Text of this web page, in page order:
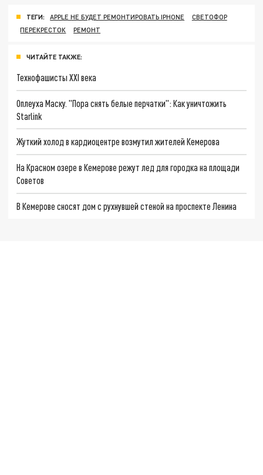
ТЕГИ: APPLE НЕ БУДЕТ РЕМОНТИРОВАТЬ IPHONE
СВЕТОФОР
ПЕРЕКРЕСТОК
РЕМОНТ
ЧИТАЙТЕ ТАКЖЕ:
Технофашисты XXI века
Оплеуха Маску. "Пора снять белые перчатки": Как уничтожить
Starlink
Жуткий холод в кардиоцентре возмутил жителей Кемерова
На Красном озере в Кемерове режут лед для городка на площади
Советов
В Кемерове сносят дом с рухнувшей стеной на проспекте Ленина